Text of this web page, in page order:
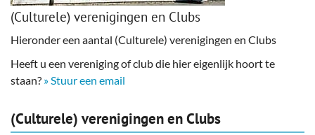
(Culturele) verenigingen en Clubs
Hieronder een aantal (Culturele) verenigingen en Clubs
Heeft u een vereniging of club die hier eigenlijk hoort te
staan? » Stuur een email
(Culturele) verenigingen en Clubs